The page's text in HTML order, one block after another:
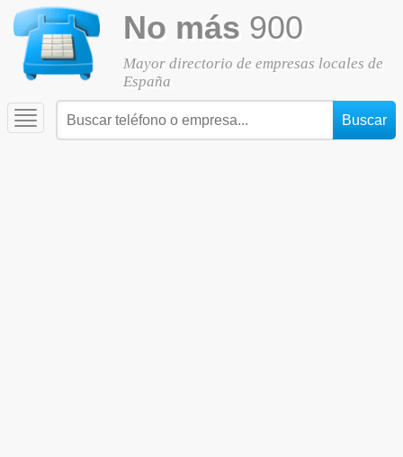
No más 900
Mayor directorio de empresas locales de
España
Toggle
navigation